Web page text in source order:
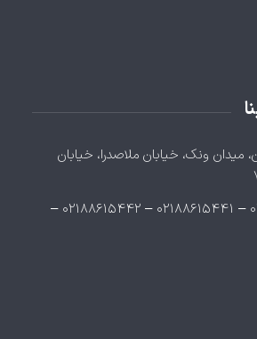
ميدان ونک، خيابان ملاصدرا، خيابان
۰۲۱۸۸۶۱۵۴۴۰ – ۰۲۱۸۸۶۱۵۴۴۱ – ۰۲۱۸۸۶۱۵۴۴۲ –